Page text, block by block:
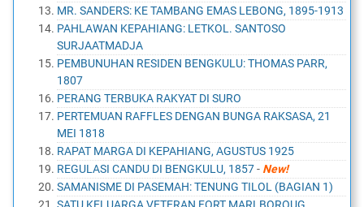
MR. SANDERS: KE TAMBANG EMAS LEBONG, 1895-1913
PAHLAWAN KEPAHIANG: LETKOL. SANTOSO
SURJAATMADJA
PEMBUNUHAN RESIDEN BENGKULU: THOMAS PARR,
1807
PERANG TERBUKA RAKYAT DI SURO
PERTEMUAN RAFFLES DENGAN BUNGA RAKSASA, 21
MEI 1818
RAPAT MARGA DI KEPAHIANG, AGUSTUS 1925
REGULASI CANDU DI BENGKULU, 1857- New!
SAMANISME DI PASEMAH: TENUNG TILOL (BAGIAN 1)
SATU KELUARGA VETERAN FORT MARLBOROUG